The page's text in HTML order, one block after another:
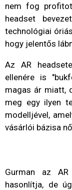
nem fog
headset
technológiai
hogy jelentős
Az AR
ellenére is
magas ár miatt,
meg egy ilyen
modelljével,
vásárlói bázisa
Gurman az
hasonlítja, de